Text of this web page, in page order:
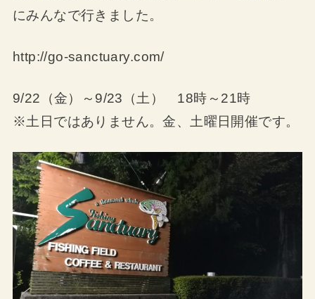
にみんなで行きました。
http://go-sanctuary.com/
9/22（金）～9/23（土） 18時～21時
※土日ではありません。金、土曜日開催です。